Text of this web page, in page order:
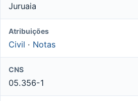
Juruaia
Atribuições
Civil · Notas
CNS
05.356-1